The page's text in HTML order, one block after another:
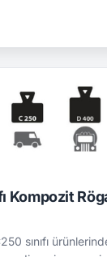
Kompozit
sınıfı